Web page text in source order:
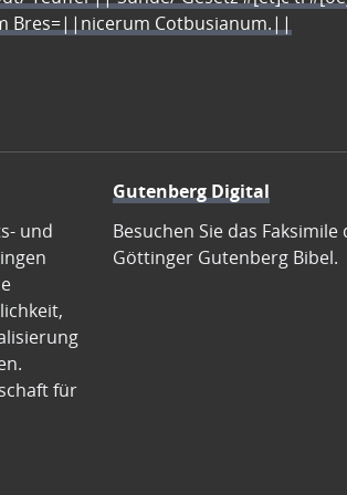
Bres=||nicerum Cotbusianum.||
und
für
Gutenberg Digital
Besuchen Sie das Faksimile
Göttinger Gutenberg Bibel.